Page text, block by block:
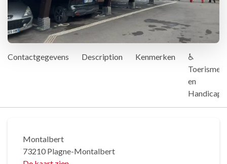
Contactgegevens Description Kenmerken
♿
Toerisme
en
Handicap
Montalbert
73210 Plagne-Montalbert